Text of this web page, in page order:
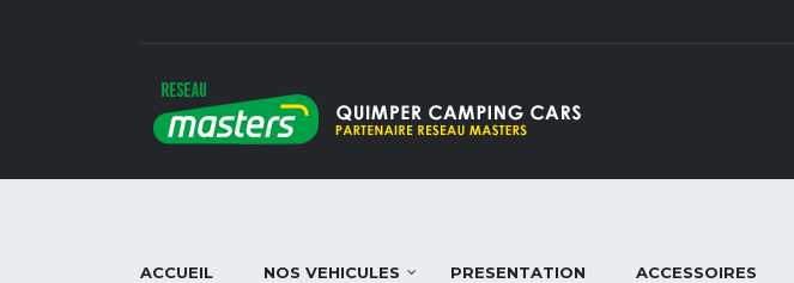
ACCUEIL NOS VEHICULES PRESENTATION ACCESSOIRES